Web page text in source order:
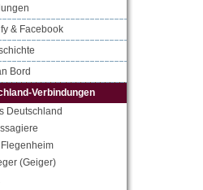
& Facebook
Bord
Verbindungen
Deutschland
(Geiger)